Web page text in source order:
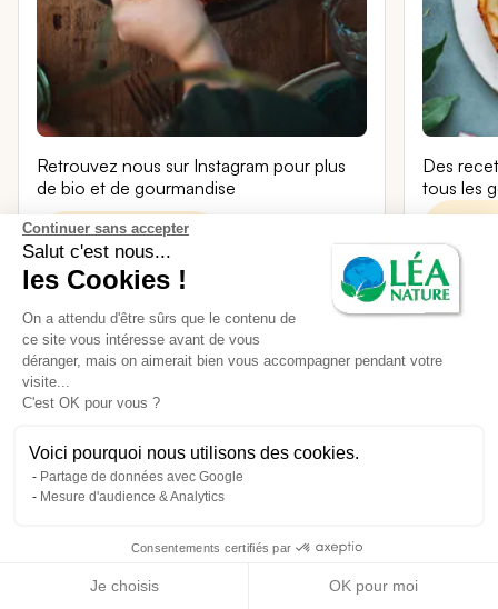
Retrouvez nous sur Instagram pour plus
de bio et de gourmandise
Rejoignez-nous
Des
tous les
Continuer sans accepter
Salut c'est nous...
les Cookies !
On a attendu d'être sûrs que le contenu de
ce site vous intéresse avant de vous
déranger, mais on aimerait bien vous accompagner pendant votre
visite...
C'est OK pour vous ?
Voici pourquoi nous utilisons des cookies.
Partage de données avec Google
Mesure d'audience & Analytics
Consentements certifiés par
Je choisis OK pour moi